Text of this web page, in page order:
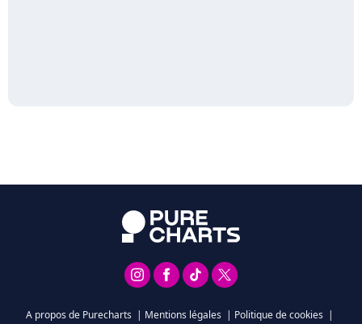
A propos de Purecharts | Mentions légales | Politique de cookies |